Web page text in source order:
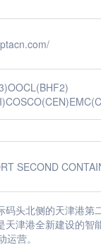
SECOND
码头北侧的天津港第
天津港全新建设的智
营。